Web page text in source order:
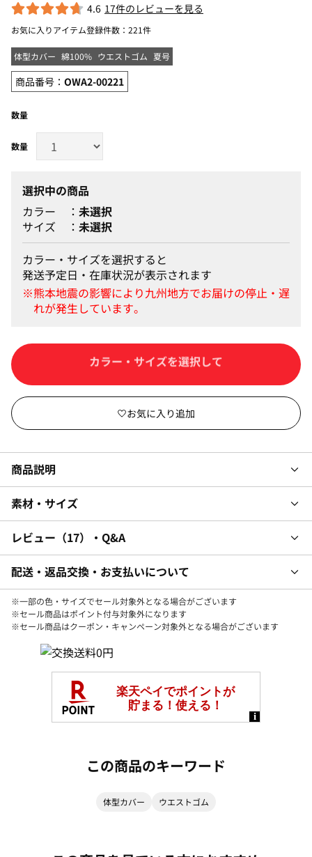
4.6 17件のレビューを見る
お気に入りアイテム登録件数： 221件
体型カバー 綿100% ウエストゴム 夏号
商品番号： OWA2-00221
数量
選択中の商品
カラー
未選択
サイズ
未選択
カラー・サイズを選択すると
発送予定日・在庫状況が表示されます
カートに入れる
商品説明
素材・サイズ
レビュー 17 ・Q&A
配送・返品交換・お支払いについて
※一部の色・サイズでセール対象外となる場合がございます
※セール商品はポイント付与対象外になります
※セール商品はクーポン・キャンペーン対象外となる場合がございます
この商品のキーワード
体型カバー ウエストゴム